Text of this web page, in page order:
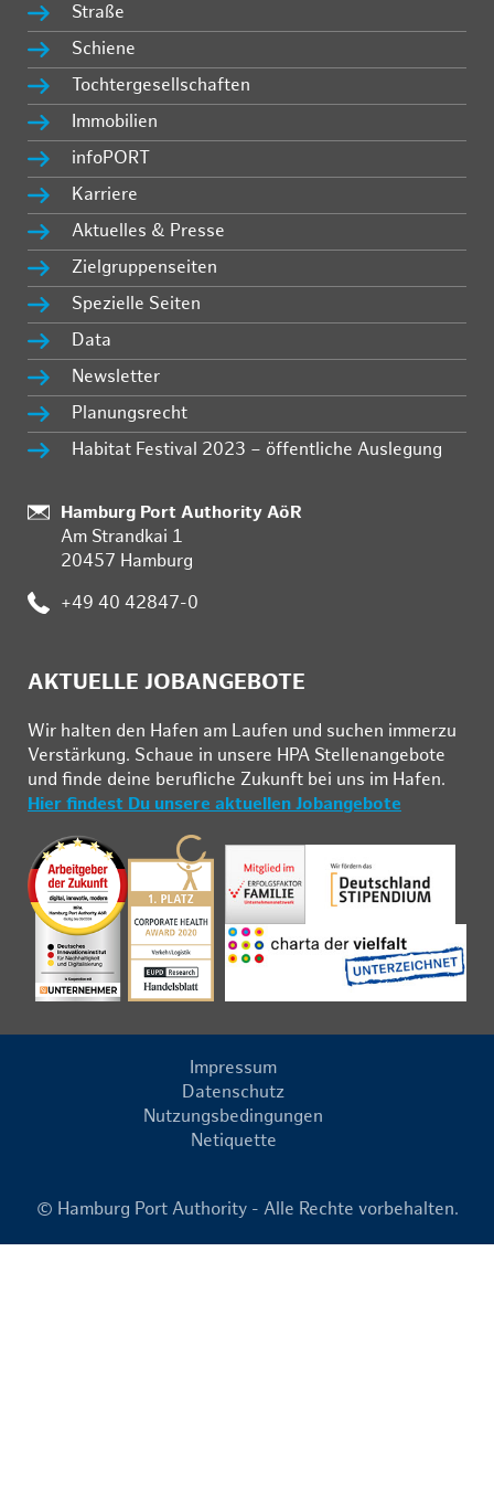
Straße
Schiene
Tochtergesellschaften
Immobilien
infoPORT
Karriere
Aktuelles & Presse
Zielgruppenseiten
Spezielle Seiten
Data
Newsletter
Planungsrecht
Habitat Festival 2023 – öffentliche Auslegung
Standort:
Hamburg Port Authority AöR
Am Strandkai 1
20457 Hamburg
Telefon:
+49 40 42847-0
AKTUELLE JOBANGEBOTE
Wir hal­ten den Ha­fen am Lau­fen und su­chen im­mer­zu
Ver­stär­kung. Schau­e in un­se­re HPA Stel­len­an­ge­bo­te
und fin­de deine be­ruf­li­che Zu­kunft bei uns im Ha­fen.
Hier findest Du unsere aktuellen Jobangebote
Impressum
Datenschutz
Nutzungsbedingungen
Netiquette
© Hamburg Port Authority - Alle Rechte vorbehalten.